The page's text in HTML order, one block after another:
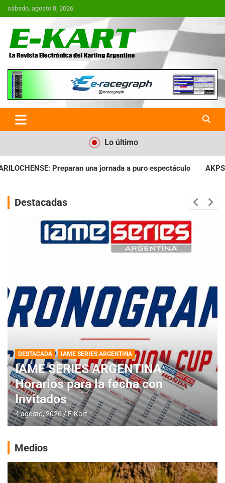
Saltar
al
sábado, agosto 8, 2026
E-Kart.com.ar | La Revista
Electrónica del Karting en
Argentina
Lo último
a puro espectáculo AKPS: Intervino la IGJ y oficializó el
Destacadas
DESTACADA IAME SERIES ARGENTINA
IAME SERIES ARGENTINA:
Horarios para la fecha con
Invitados
4 agosto, 2026 E-Kart
Medios